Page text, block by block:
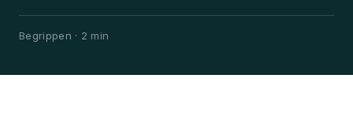
Begrippen · 2 min